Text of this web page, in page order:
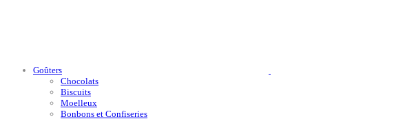
Goûters
Chocolats
Biscuits
Moelleux
Bonbons et Confiseries